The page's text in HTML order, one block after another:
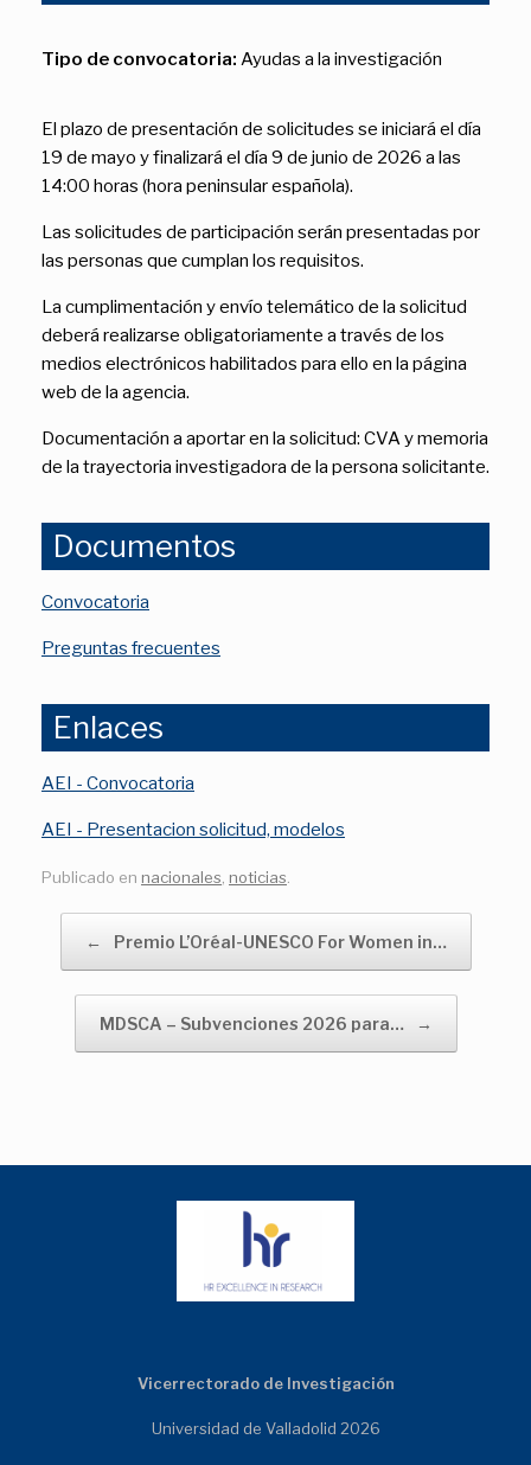
Tipo de convocatoria: Ayudas a la investigación
El plazo de presentación de solicitudes se iniciará el día
19 de mayo y finalizará el día 9 de junio de 2026 a las
14:00 horas (hora peninsular española).
Las solicitudes de participación serán presentadas por
las personas que cumplan los requisitos.
La cumplimentación y envío telemático de la solicitud
deberá realizarse obligatoriamente a través de los
medios electrónicos habilitados para ello en la página
web de la agencia.
Documentación a aportar en la solicitud: CVA y memoria
de la trayectoria investigadora de la persona solicitante.
Documentos
Convocatoria
Preguntas frecuentes
Enlaces
AEI - Convocatoria
AEI - Presentacion solicitud, modelos
Publicado en nacionales noticias
← Premio L’Oréal-UNESCO For Women in…
MDSCA – Subvenciones 2026 para… →
Vicerrectorado de Investigación
Universidad de Valladolid 2026